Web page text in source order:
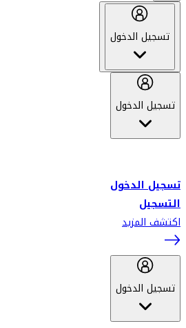
تسجيل الدخول
تسجيل الدخول
تسجيل الدخول
التسجيل
اكتشف المزيد
تسجيل الدخول